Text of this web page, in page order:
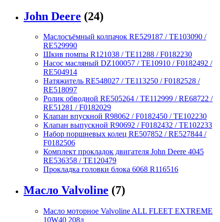
John Deere (24)
Маслосъёмный колпачок RE529187 / TE103090 /
RE529990
Шкив помпы R121038 / TE11288 / F0182230
Насос масляный DZ100057 / TE10910 / F0182492 /
RE504914
Натяжитель RE548027 / TE113250 / F0182528 /
RE518097
Ролик обводной RE505264 / TE112999 / RE68722 /
RE51281 / F0182029
Клапан впускной R98062 / F0182450 / TE102230
Клапан выпускной R90692 / F0182432 / TE102233
Набор поршневых колец RE507852 / RE527844 /
F0182506
Комплект прокладок двигателя John Deere 4045
RE536358 / TE120479
Прокладка головки блока 6068 R116516
Масло Valvoline (7)
Масло моторное Valvoline ALL FLEET EXTREME
10W40 208л